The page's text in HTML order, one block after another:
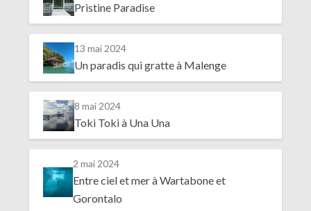
Pristine Paradise
13 mai 2024
Un paradis qui gratte à Malenge
8 mai 2024
Toki Toki à Una Una
2 mai 2024
Entre ciel et mer à Wartabone et
Gorontalo